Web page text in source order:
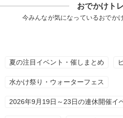
おでかけト
今みんなが気になっているおでか
夏の注目イベント・催しまとめ
水かけ祭り・ウォーターフェス
2026年9月19日～23日の連休開催イ